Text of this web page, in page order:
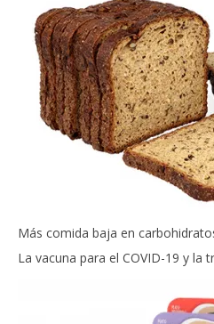
Más comida baja en
La vacuna para el COVID-19 y la